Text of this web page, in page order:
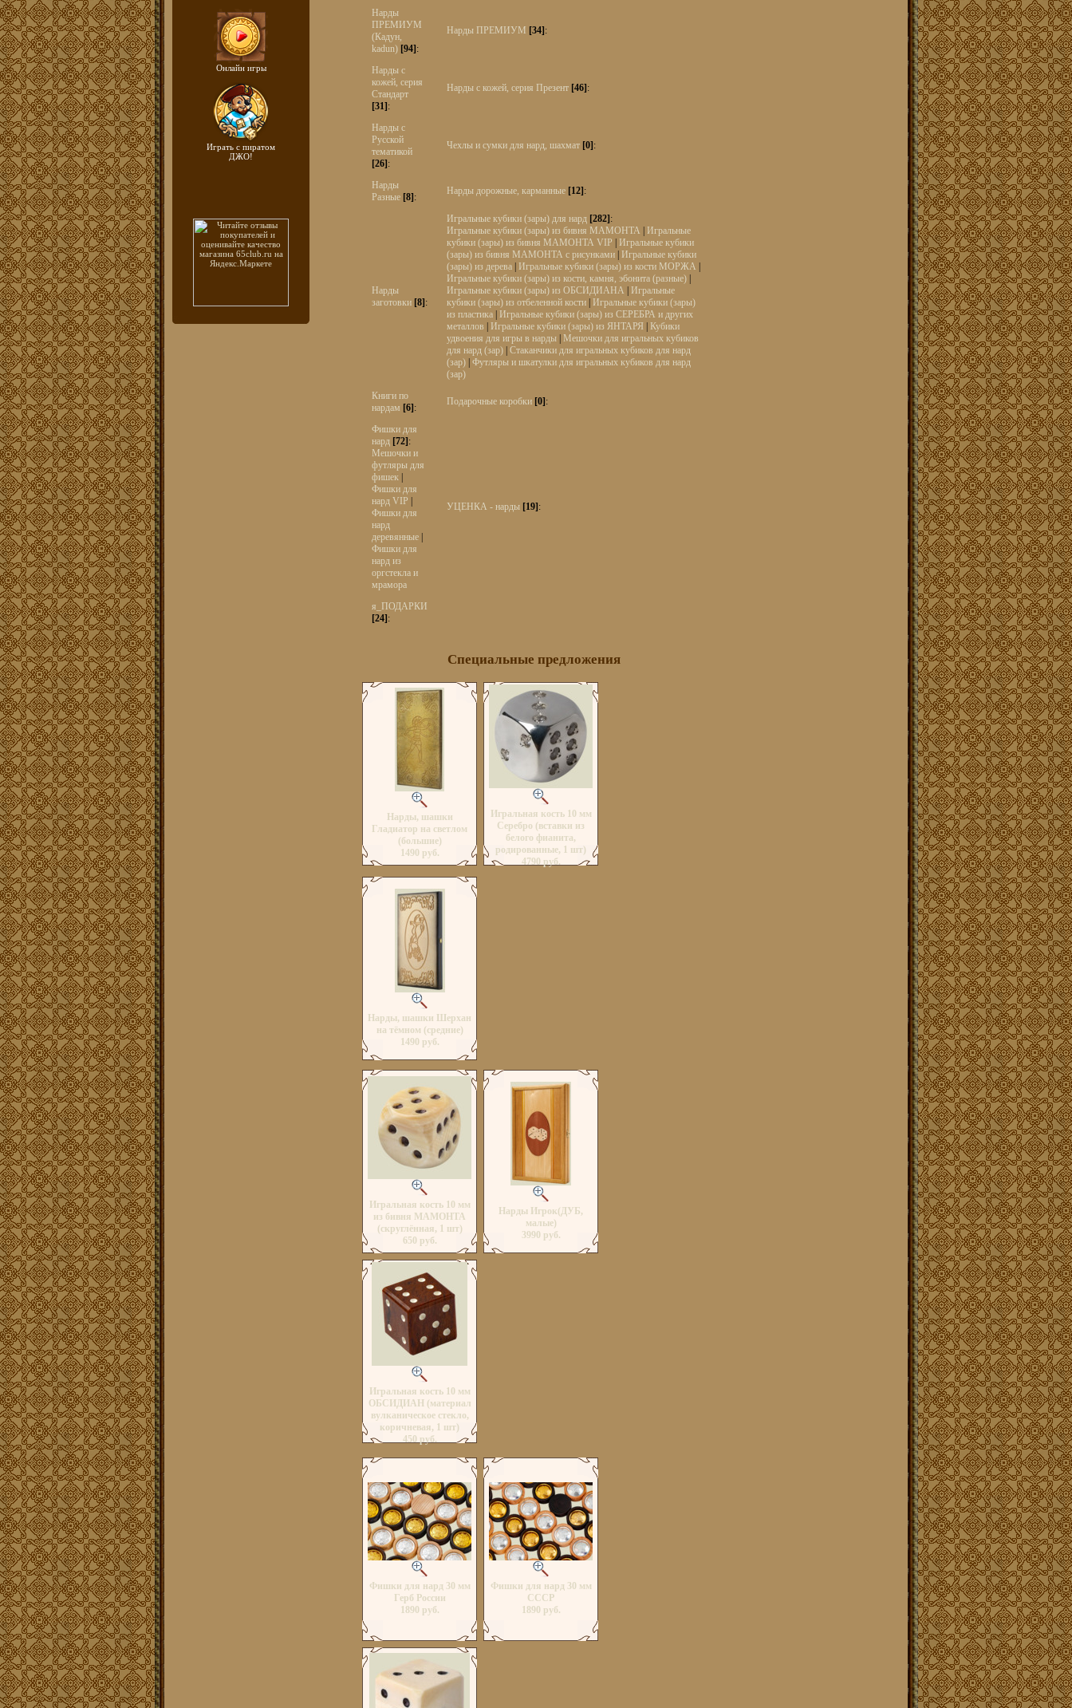
Онлайн игры
Играть с пиратом
ДЖО!
Нарды
ПРЕМИУМ
(Кадун,
kadun) [94] :
Нарды ПРЕМИУМ [34] :
Нарды с
кожей, серия
Стандарт
[31] :
Нарды с кожей, серия Презент [46] :
Нарды с
Русской
тематикой
[26] :
Чехлы и сумки для нард, шахмат [0] :
Нарды
Разные [8] :
Нарды дорожные, карманные [12] :
Нарды
заготовки [8] :
Игральные кубики (зары) для нард [282] :
Игральные кубики (зары) из бивня МАМОНТА
Игральные
кубики (зары) из бивня МАМОНТА VIP
Игральные кубики
(зары) из бивня МАМОНТА с рисунками Игральные кубики
(зары) из дерева Игральные кубики (зары) из кости МОРЖА
Игральные кубики (зары) из кости, камня, эбонита (разные)
Игральные кубики (зары) из ОБСИДИАНА
Игральные
кубики (зары) из отбеленной кости Игральные кубики (зары)
из пластика Игральные кубики (зары) из СЕРЕБРА и других
металлов
Игральные кубики (зары) из ЯНТАРЯ Кубики
удвоения для игры в нарды Мешочки для игральных кубиков
для нард (зар) Стаканчики для игральных кубиков для нард
(зар) Футляры и шкатулки для игральных кубиков для нард
(зар)
Книги по
нардам [6] :
Подарочные коробки [0] :
Фишки для
нард [72] :
Мешочки и
футляры для
фишек
Фишки для
нард VIP
Фишки для
нард
деревянные
Фишки для
нард из
оргстекла и
мрамора
УЦЕНКА - нарды [19] :
я_ПОДАРКИ
[24] :
Специальные предложения
Нарды, шашки
Гладиатор на светлом
(большие)
1490 руб.
Игральная кость 10 мм
Серебро (вставки из
белого фианита,
родированные, 1 шт)
4790 руб.
Нарды, шашки Шерхан
на тёмном (средние)
1490 руб.
Игральная кость 10 мм
из бивня МАМОНТА
(скруглённая, 1 шт)
650 руб.
Нарды Игрок(ДУБ,
малые)
3990 руб.
Игральная кость 10 мм
ОБСИДИАН (материал
вулканическое стекло,
коричневая, 1 шт)
450 руб.
Фишки для нард 30 мм
Герб России
1890 руб.
Фишки для нард 30 мм
СССР
1890 руб.